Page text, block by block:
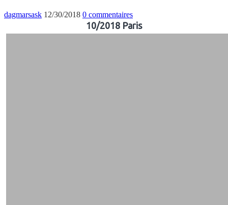
dagmarsask 12/30/2018 0 commentaires
10/2018 Paris